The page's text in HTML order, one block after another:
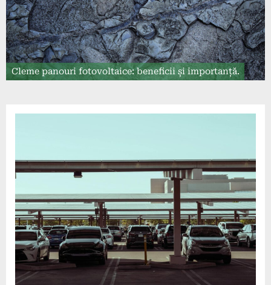
Cleme panouri fotovoltaice: beneficii și importanță.